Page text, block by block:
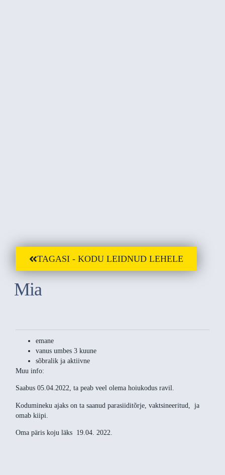
TAGASI - KODU LEIDNUD LEHELE
Mia
emane
vanus umbes 3 kuune
sõbralik ja aktiivne
Muu info:
Saabus 05.04.2022, ta peab veel olema hoiukodus ravil.
Kodumineku ajaks on ta saanud parasiiditõrje, vaktsineeritud, ja
omab kiipi.
Oma päris koju läks 19.04. 2022.